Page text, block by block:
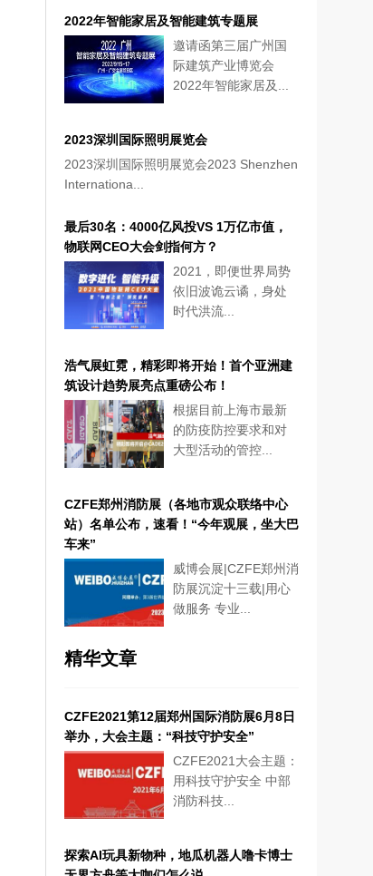
2022年智能家居及智能建筑专题展
邀请函第三届广州国
际建筑产业博览会
2022年智能家居及...
2023深圳国际照明展览会
2023深圳国际照明展览会2023 Shenzhen
Internationa...
最后30名：4000亿风投VS 1万亿市值，
物联网CEO大会剑指何方？
2021，即便世界局势
依旧波诡云谲，身处
时代洪流...
浩气展虹霓，精彩即将开始！首个亚洲建
筑设计趋势展亮点重磅公布！
根据目前上海市最新
的防疫防控要求和对
大型活动的管控...
CZFE郑州消防展（各地市观众联络中心
站）名单公布，速看！“今年观展，坐大巴
车来”
威博会展|CZFE郑州消
防展沉淀十三载|用心
做服务 专业...
精华文章
CZFE2021第12届郑州国际消防展6月8日
举办，大会主题：“科技守护安全”
CZFE2021大会主题：
用科技守护安全 中部
消防科技...
探索AI玩具新物种，地瓜机器人噜卡博士